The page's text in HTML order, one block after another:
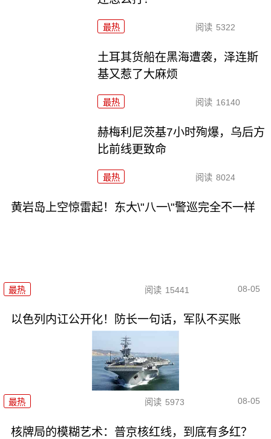
最热 阅读 5322
土耳其货船在黑海遭袭，泽连斯
基又惹了大麻烦
最热 阅读 16140
赫梅利尼茨基7小时殉爆，乌后方
比前线更致命
最热 阅读 8024
黄岩岛上空惊雷起！东大\"八一\"警巡完全不一样
最热 阅读 15441 08-05
以色列内讧公开化！防长一句话，军队不买账
最热 阅读 5973 08-05
核牌局的模糊艺术：普京核红线，到底有多红？